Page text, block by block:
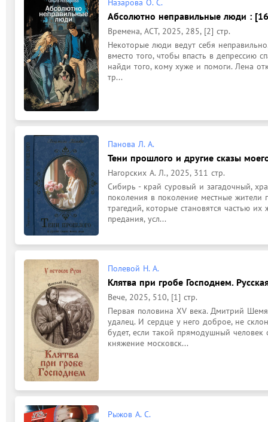
Назарова О. С.
Абсолютно неправильные люди :
Времена, АСТ, 2025, 285, [2] стр.
Некоторые люди ведут себя
вместо того, чтобы впасть в депрессию
найди того, кому хуже и помоги. Лена
тр...
Панова Л. А.
Тени прошлого и другие сказы
Нагорских А. Л., 2025, 311 стр.
Сибирь - край суровый и загадочный,
поколения в поколение местные
трагедий, которые становятся частью
предания, усл...
Полевой Н. А.
Клятва при гробе Господнем.
Вече, 2025, 510, [1] стр.
Первая половина XV века. Дмитрий
удалец. И сердце у него доброе, не
будет, если такой прямодушный
княжение московск...
Рыжов А. С.